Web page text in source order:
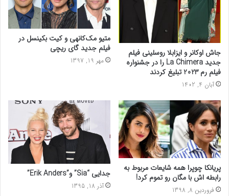
جاش اوکانر و ایزابلا روسلینی فیلم
جدید La Chimera را در جشنواره
فیلم رم 2023 تبلیغ کردند
آبان 4, 1402
متیو مک‌کانهی و کیت بکینسل در
فیلم جدید گای ریچی
مهر 19, 1397
پریانکا چوپرا همه شایعات مربوط به
رابطه اش با مگان رو تموم کرد!
فروردین 8, 1398
جدایی “Sia” و”Erik Anders”
آذر 18, 1395